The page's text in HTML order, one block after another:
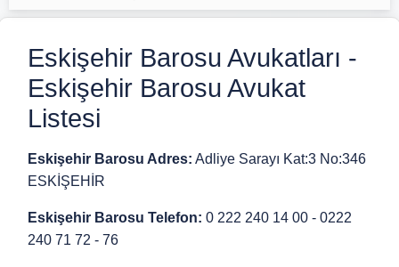
Eskişehir Barosu Avukatları -
Eskişehir Barosu Avukat
Listesi
Eskişehir Barosu Adres: Adliye Sarayı Kat:3 No:346
ESKİŞEHİR
Eskişehir Barosu Telefon: 0 222 240 14 00 - 0222
240 71 72 - 76